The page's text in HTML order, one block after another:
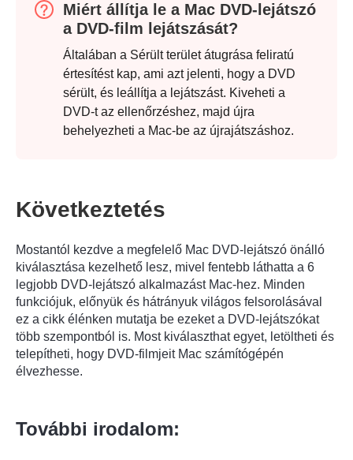
Miért állítja le a Mac DVD-lejátszó
a DVD-film lejátszását?
Általában a Sérült terület átugrása feliratú
értesítést kap, ami azt jelenti, hogy a DVD
sérült, és leállítja a lejátszást. Kiveheti a
DVD-t az ellenőrzéshez, majd újra
behelyezheti a Mac-be az újrajátszáshoz.
Következtetés
Mostantól kezdve a megfelelő Mac DVD-lejátszó önálló
kiválasztása kezelhető lesz, mivel fentebb láthatta a 6
legjobb DVD-lejátszó alkalmazást Mac-hez. Minden
funkciójuk, előnyük és hátrányuk világos felsorolásával
ez a cikk élénken mutatja be ezeket a DVD-lejátszókat
több szempontból is. Most kiválaszthat egyet, letöltheti és
telepítheti, hogy DVD-filmjeit Mac számítógépén
élvezhesse.
További irodalom: